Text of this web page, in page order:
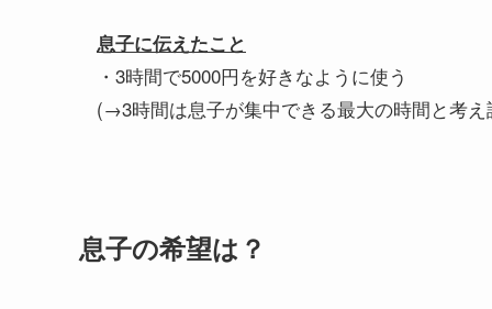
息子に伝えたこと
・3時間で5000円を好きなように使う
(→3時間は息子が集中できる最大の時間と考え
息子の希望は？